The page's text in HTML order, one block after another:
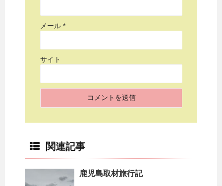
メール *
サイト
関連記事
鹿児島取材旅行記